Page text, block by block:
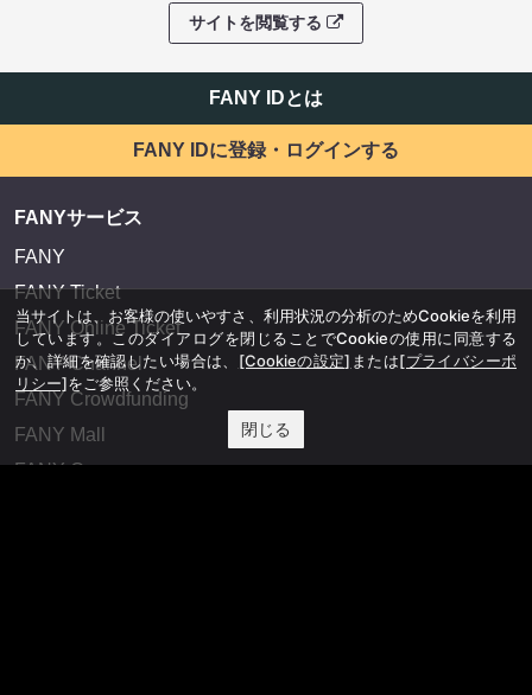
サイトを閲覧する
FANY IDとは
FANY IDに登録・ログインする
FANYサービス
FANY
FANY Ticket
FANY Online Ticket
FANY Channel
FANY Crowdfunding
FANY Mall
FANY Commu
当サイトは、お客様の使いやすさ、利用状況の分析のためCookieを利用
しています。このダイアログを閉じることでCookieの使用に同意する
か、詳細を確認したい場合は、 [Cookieの設定] または[プライバシーポ
リシー]をご参照ください。
閉じる